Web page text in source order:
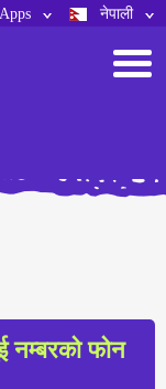
नेपाली
Apps
नम्बरको फोन